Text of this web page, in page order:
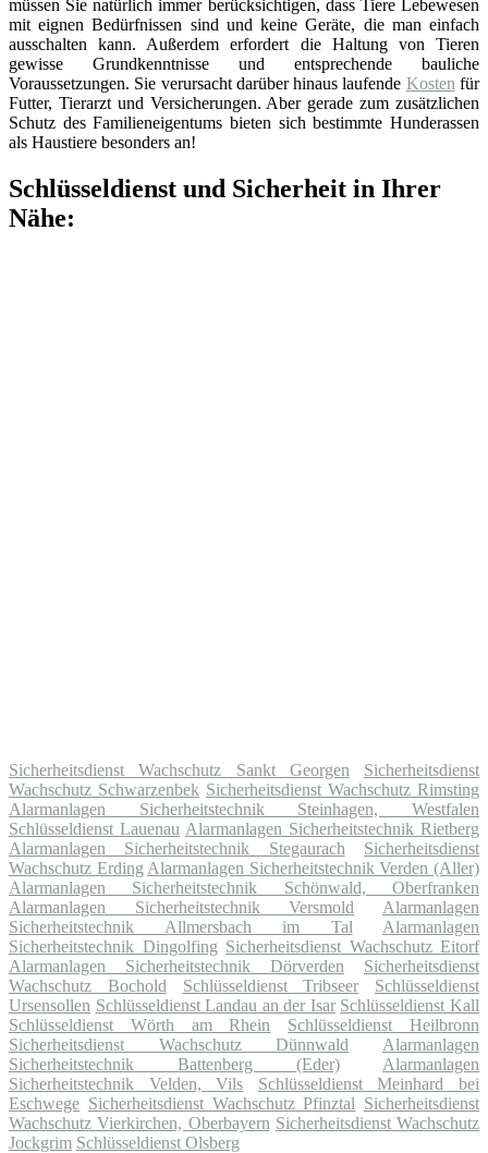
müssen Sie natürlich immer berücksichtigen, dass Tiere Lebewesen
mit eignen Bedürfnissen sind und keine Geräte, die man einfach
ausschalten kann. Außerdem erfordert die Haltung von Tieren
gewisse Grundkenntnisse und entsprechende bauliche
Voraussetzungen. Sie verursacht darüber hinaus laufende Kosten für
Futter, Tierarzt und Versicherungen. Aber gerade zum zusätzlichen
Schutz des Familieneigentums bieten sich bestimmte Hunderassen
als Haustiere besonders an!
Schlüsseldienst und Sicherheit in Ihrer
Nähe:
Sicherheitsdienst Wachschutz Sankt Georgen
Sicherheitsdienst
Wachschutz Schwarzenbek Sicherheitsdienst Wachschutz Rimsting
Alarmanlagen Sicherheitstechnik Steinhagen, Westfalen
Schlüsseldienst Lauenau Alarmanlagen Sicherheitstechnik Rietberg
Alarmanlagen Sicherheitstechnik Stegaurach
Sicherheitsdienst
Wachschutz Erding Alarmanlagen Sicherheitstechnik Verden (Aller)
Alarmanlagen Sicherheitstechnik Schönwald, Oberfranken
Alarmanlagen Sicherheitstechnik Versmold
Alarmanlagen
Sicherheitstechnik Allmersbach im Tal
Alarmanlagen
Sicherheitstechnik Dingolfing Sicherheitsdienst Wachschutz Eitorf
Alarmanlagen Sicherheitstechnik Dörverden
Sicherheitsdienst
Wachschutz Bochold
Schlüsseldienst Tribseer
Schlüsseldienst
Ursensollen Schlüsseldienst Landau an der Isar Schlüsseldienst Kall
Schlüsseldienst Wörth am Rhein
Schlüsseldienst Heilbronn
Sicherheitsdienst Wachschutz Dünnwald
Alarmanlagen
Sicherheitstechnik Battenberg (Eder)
Alarmanlagen
Sicherheitstechnik Velden, Vils
Schlüsseldienst Meinhard bei
Eschwege Sicherheitsdienst Wachschutz Pfinztal Sicherheitsdienst
Wachschutz Vierkirchen, Oberbayern Sicherheitsdienst Wachschutz
Jockgrim Schlüsseldienst Olsberg